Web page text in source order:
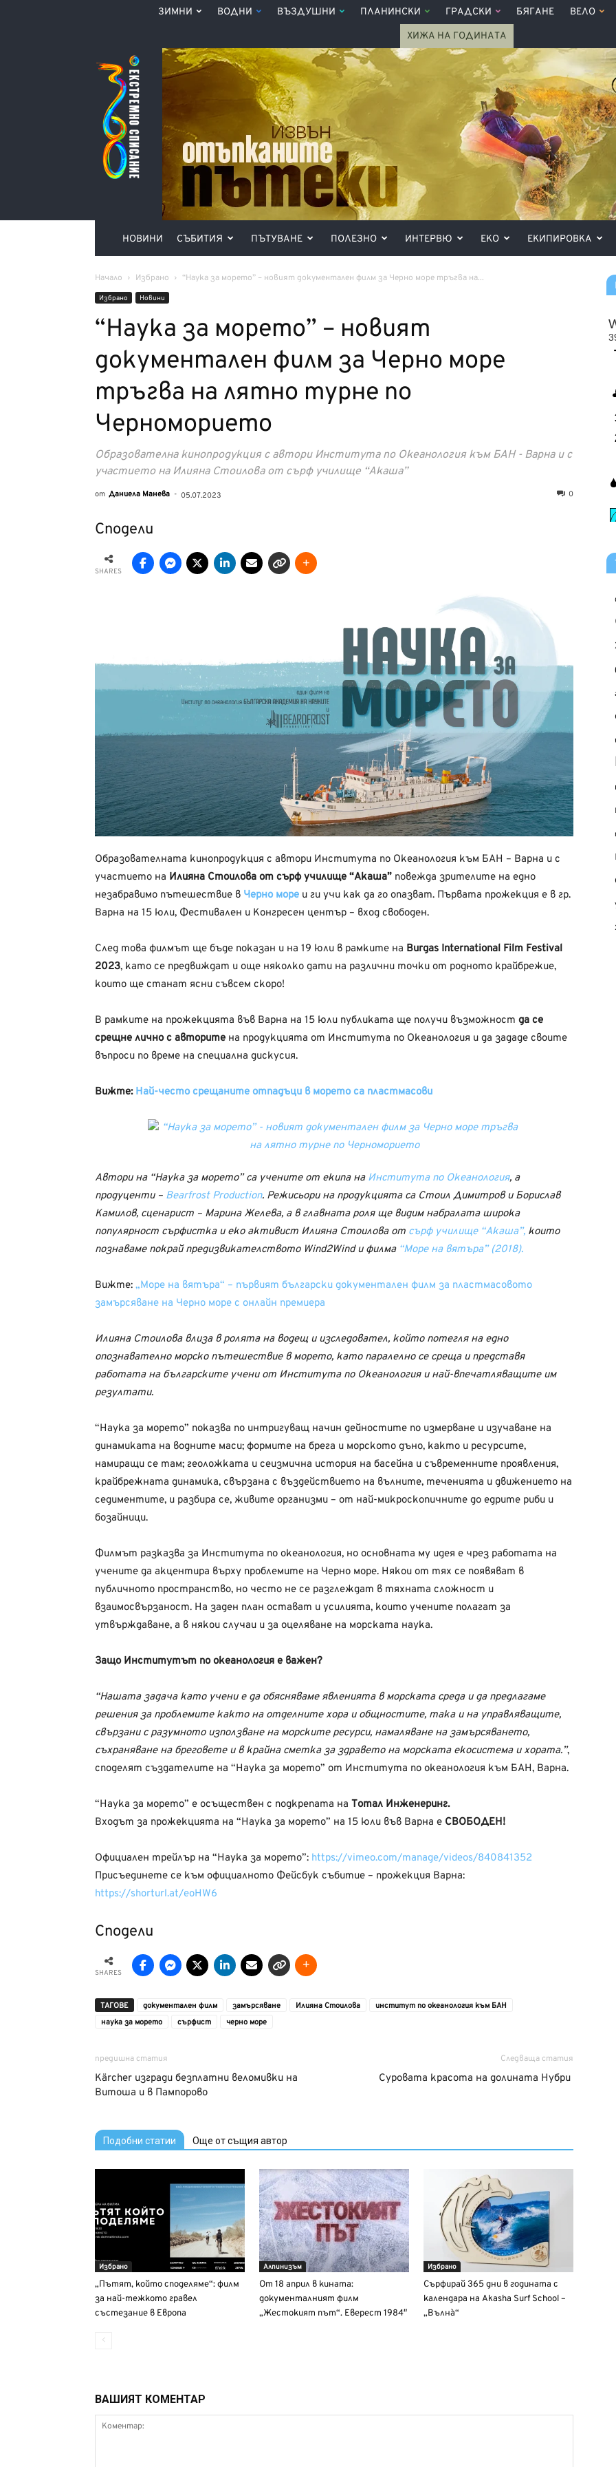
ЗИМНИ ВОДНИ ВЪЗДУШНИ ПЛАНИНСКИ ГРАДСКИ БЯГАНЕ ВЕЛО
ХИЖА НА ГОДИНАТА
Списание
360°
НОВИНИ СЪБИТИЯ ПЪТУВАНЕ ПОЛЕЗНО ИНТЕРВЮ ЕКО ЕКИПИРОВКА
Начало Избрано “Наука за морето” – новият документален филм за Черно море тръгва на...
Избрано Новини
“Наука за морето” – новият
документален филм за Черно море
тръгва на лятно турне по
Черноморието
Образователна кинопродукция с автори Института по Океанология към БАН - Варна и с
участието на Илияна Стоилова от сърф училище “Акаша”
от Даниела Манева - 05.07.2023 0
Сподели
SHARES
Образователната кинопродукция с автори Института по Океанология към БАН – Варна и с
участието на Илияна Стоилова от сърф училище “Акаша” повежда зрителите на едно
незабравимо пътешествие в Черно море и ги учи как да го опазват. Първата прожекция е в гр.
Варна на 15 юли, Фестивален и Конгресен център – вход свободен.
След това филмът ще бъде показан и на 19 юли в рамките на Burgas International Film Festival
2023, като се предвиждат и още няколко дати на различни точки от родното крайбрежие,
които ще станат ясни съвсем скоро!
В рамките на прожекцията във Варна на 15 юли публиката ще получи възможност да се
срещне лично с авторите на продукцията от Института по Океанология и да зададе своите
въпроси по време на специална дискусия.
Вижте: Най-често срещаните отпадъци в морето са пластмасови
Автори на “Наука за морето” са учените от екипа на Института по Океанология, а
продуценти – Bearfrost Production. Режисьори на продукцията са Стоил Димитров и Борислав
Камилов, сценарист – Марина Желева, а в главната роля ще видим набралата широка
популярност сърфистка и еко активист Илияна Стоилова от сърф училище “Акаша”, които
познаваме покрай предизвикателството Wind2Wind и филма “Море на вятъра” (2018).
Вижте: „Море на вятъра“ – първият български документален филм за пластмасовото
замърсяване на Черно море с онлайн премиера
Илияна Стоилова влиза в ролята на водещ и изследовател, който потегля на едно
опознавателно морско пътешествие в морето, като паралелно се среща и представя
работата на българските учени от Института по Океанология и най-впечатляващите им
резултати.
“Наука за морето” показва по интригуващ начин дейностите по измерване и изучаване на
динамиката на водните маси; формите на брега и морското дъно, както и ресурсите,
намиращи се там; геоложката и сеизмична история на басейна и съвременните проявления,
крайбрежната динамика, свързана с въздействието на вълните, теченията и движението на
седиментите, и разбира се, живите организми – от най-микроскопичните до едрите риби и
бозайници.
Филмът разказва за Института по океанология, но основната му идея е чрез работата на
учените да акцентира върху проблемите на Черно море. Някои от тях се появяват в
публичното пространство, но често не се разглеждат в тяхната сложност и
взаимосвързаност. На заден план остават и усилията, които учените полагат за
утвърждаване, а в някои случаи и за оцеляване на морската наука.
Защо Институтът по океанология е важен?
“Нашата задача като учени е да обясняваме явленията в морската среда и да предлагаме
решения за проблемите както на отделните хора и общностите, така и на управляващите,
свързани с разумното използване на морските ресурси, намаляване на замърсяването,
съхраняване на бреговете и в крайна сметка за здравето на морската екосистема и хората.”,
споделят създателите на “Наука за морето” от Института по океанология към БАН, Варна.
“Наука за морето” е осъществен с подкрепата на Тотал Инженеринг.
Входът за прожекцията на “Наука за морето” на 15 юли във Варна е СВОБОДЕН!
Официален трейлър на “Наука за морето”: https://vimeo.com/manage/videos/840841352
Присъединете се към официалното Фейсбук събитие – прожекция Варна:
https://shorturl.at/eoHW6
Сподели
SHARES
ТАГОВЕ документален филм замърсяване Илияна Стоилова
институт по океанология към БАН
наука за морето
сърфист черно море
предишна статия
Kärcher изгради безплатни веломивки на
Витоша и в Пампорово
Следваща статия
Суровата красота на долината Нубри
Подобни статии Още от същия автор
Избрано
„Пътят, който споделяме“: филм
за най-тежкото гравел
състезание в Европа
Алпинизъм
От 18 април в кината:
документалният филм
„Жестокият път“. Еверест 1984″
Избрано
Сърфирай 365 дни в годината с
календара на Akasha Surf School –
„Вълнà“
ВАШИЯТ КОМЕНТАР